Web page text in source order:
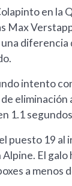
en la
Max
intento
1.1
puesto 19 al
El
a menos